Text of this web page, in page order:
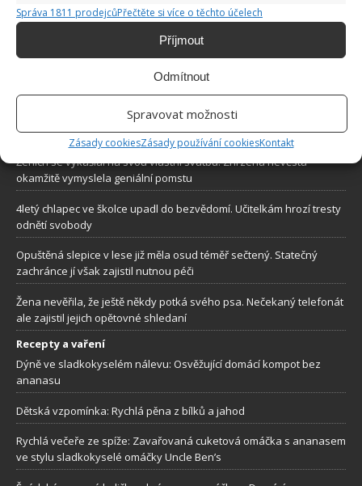
Správa 1811 prodejcůPřečtěte si více o těchto účelech
Příjmout
Odmítnout
Spravovat možnosti
Zásady cookiesZásady používání cookiesKontakt
Sháníte zajímavé tipy jak vylepšit Váš domov? Originální nápady,
aktuální trendy, praktické rady i inspirativní fotografie najdete na
stránkách internetového magazínuBydlimeutulne.cz
Lidé a svět
Zdánlivě obyčejná rodinná fotografie znepokojila internet. Zkuste
najít mrazivý detail
Ženich se vykašlal na svou vlastní svatbu. Zhrzená nevěsta
okamžitě vymyslela geniální pomstu
4letý chlapec ve školce upadl do bezvědomí. Učitelkám hrozí tresty
odnětí svobody
Opuštěná slepice v lese již měla osud téměř sečtený. Statečný
zachránce jí však zajistil nutnou péči
Žena nevěřila, že ještě někdy potká svého psa. Nečekaný telefonát
ale zajistil jejich opětovné shledaní
Recepty a vaření
Dýně ve sladkokyselém nálevu: Osvěžující domácí kompot bez
ananasu
Dětská vzpomínka: Rychlá pěna z bílků a jahod
Rychlá večeře ze spíže: Zavařovaná cuketová omáčka s ananasem
ve stylu sladkokyselé omáčky Uncle Ben’s